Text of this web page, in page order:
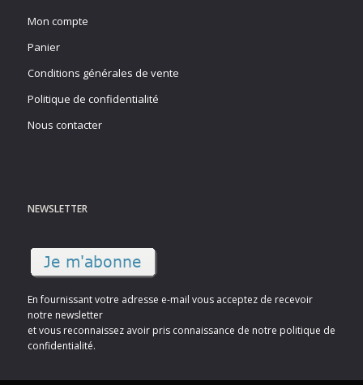
Mon compte
Panier
Conditions générales de vente
Politique de confidentialité
Nous contacter
NEWSLETTER
En fournissant votre adresse e-mail vous acceptez de recevoir
notre newsletter
et vous reconnaissez avoir pris connaissance de notre politique de
confidentialité.